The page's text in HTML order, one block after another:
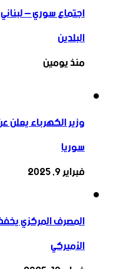
اجتماع سوري –
البلدين
منذ يومين
وزير الكهرباء يعلن
سوريا
فبراير 9, 2025
المصرف المركزي
الأميركي